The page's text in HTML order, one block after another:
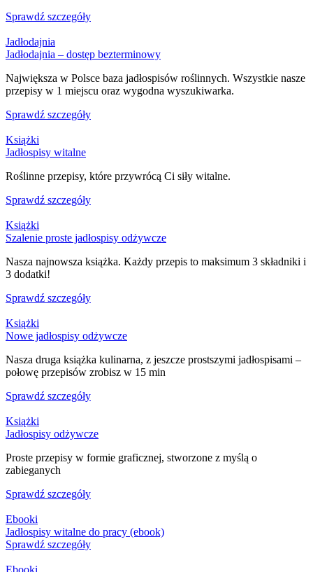
Sprawdź szczegóły
Jadłodajnia
Jadłodajnia – dostęp bezterminowy
Największa w Polsce baza jadłospisów roślinnych. Wszystkie nasze
przepisy w 1 miejscu oraz wygodna wyszukiwarka.
Sprawdź szczegóły
Książki
Jadłospisy witalne
Roślinne przepisy, które przywrócą Ci siły witalne.
Sprawdź szczegóły
Książki
Szalenie proste jadłospisy odżywcze
Nasza najnowsza książka. Każdy przepis to maksimum 3 składniki i
3 dodatki!
Sprawdź szczegóły
Książki
Nowe jadłospisy odżywcze
Nasza druga książka kulinarna, z jeszcze prostszymi jadłospisami –
połowę przepisów zrobisz w 15 min
Sprawdź szczegóły
Książki
Jadłospisy odżywcze
Proste przepisy w formie graficznej, stworzone z myślą o
zabieganych
Sprawdź szczegóły
Ebooki
Jadłospisy witalne do pracy (ebook)
Sprawdź szczegóły